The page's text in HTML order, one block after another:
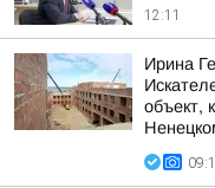
12:11
Ирина
объект,